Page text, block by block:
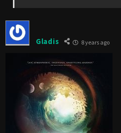
Gladis 8 years ago